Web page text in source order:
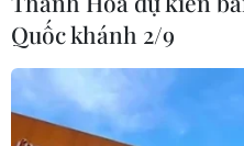
Quốc khánh 2/9